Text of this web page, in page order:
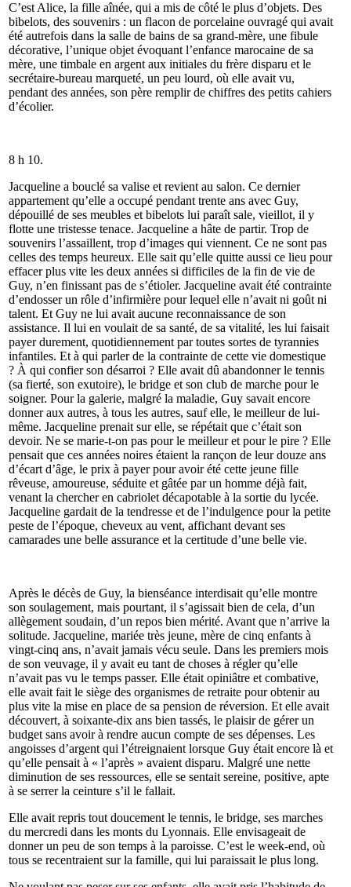
C’est Alice, la fille aînée, qui a mis de côté le plus d’objets. Des
bibelots, des souvenirs : un flacon de porcelaine ouvragé qui avait
été autrefois dans la salle de bains de sa grand-mère, une fibule
décorative, l’unique objet évoquant l’enfance marocaine de sa
mère, une timbale en argent aux initiales du frère disparu et le
secrétaire-bureau marqueté, un peu lourd, où elle avait vu,
pendant des années, son père remplir de chiffres des petits cahiers
d’écolier.
8 h 10.
Jacqueline a bouclé sa valise et revient au salon. Ce dernier
appartement qu’elle a occupé pendant trente ans avec Guy,
dépouillé de ses meubles et bibelots lui paraît sale, vieillot, il y
flotte une tristesse tenace. Jacqueline a hâte de partir. Trop de
souvenirs l’assaillent, trop d’images qui viennent. Ce ne sont pas
celles des temps heureux. Elle sait qu’elle quitte aussi ce lieu pour
effacer plus vite les deux années si difficiles de la fin de vie de
Guy, n’en finissant pas de s’étioler. Jacqueline avait été contrainte
d’endosser un rôle d’infirmière pour lequel elle n’avait ni goût ni
talent. Et Guy ne lui avait aucune reconnaissance de son
assistance. Il lui en voulait de sa santé, de sa vitalité, les lui faisait
payer durement, quotidiennement par toutes sortes de tyrannies
infantiles. Et à qui parler de la contrainte de cette vie domestique
? À qui confier son désarroi ? Elle avait dû abandonner le tennis
(sa fierté, son exutoire), le bridge et son club de marche pour le
soigner. Pour la galerie, malgré la maladie, Guy savait encore
donner aux autres, à tous les autres, sauf elle, le meilleur de lui-
même. Jacqueline prenait sur elle, se répétait que c’était son
devoir. Ne se marie-t-on pas pour le meilleur et pour le pire ? Elle
pensait que ces années noires étaient la rançon de leur douze ans
d’écart d’âge, le prix à payer pour avoir été cette jeune fille
rêveuse, amoureuse, séduite et gâtée par un homme déjà fait,
venant la chercher en cabriolet décapotable à la sortie du lycée.
Jacqueline gardait de la tendresse et de l’indulgence pour la petite
peste de l’époque, cheveux au vent, affichant devant ses
camarades une belle assurance et la certitude d’une belle vie.
Après le décès de Guy, la bienséance interdisait qu’elle montre
son soulagement, mais pourtant, il s’agissait bien de cela, d’un
allègement soudain, d’un repos bien mérité. Avant que n’arrive la
solitude. Jacqueline, mariée très jeune, mère de cinq enfants à
vingt-cinq ans, n’avait jamais vécu seule. Dans les premiers mois
de son veuvage, il y avait eu tant de choses à régler qu’elle
n’avait pas vu le temps passer. Elle était opiniâtre et combative,
elle avait fait le siège des organismes de retraite pour obtenir au
plus vite la mise en place de sa pension de réversion. Et elle avait
découvert, à soixante-dix ans bien tassés, le plaisir de gérer un
budget sans avoir à rendre aucun compte de ses dépenses. Les
angoisses d’argent qui l’étreignaient lorsque Guy était encore là et
qu’elle pensait à « l’après » avaient disparu. Malgré une nette
diminution de ses ressources, elle se sentait sereine, positive, apte
à se serrer la ceinture s’il le fallait.
Elle avait repris tout doucement le tennis, le bridge, ses marches
du mercredi dans les monts du Lyonnais. Elle envisageait de
donner un peu de son temps à la paroisse. C’est le week-end, où
tous se recentraient sur la famille, qui lui paraissait le plus long.